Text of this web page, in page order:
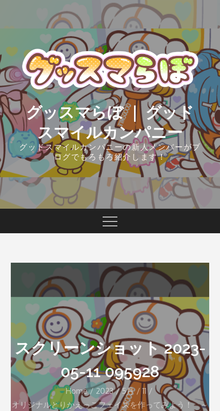
グッスマらぼ ｜ グッド
スマイルカンパニー
グッドスマイルカンパニーの新人メンバーがブ
ログでもろもろ紹介します！
スクリーンショット 2023-
05-11 095928
Home 2023 5月
11
オリジナルとりかえっこフェイスを作ってみよう！ ～